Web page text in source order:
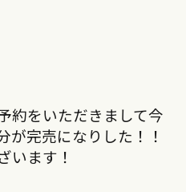
約をいただきまして今
が完売になりした！！
います！